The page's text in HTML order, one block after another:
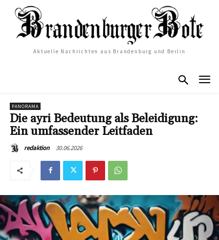
Aktuelle Nachrichten aus Brandenburg und Berlin
PANORAMA
Die ayri Bedeutung als Beleidigung:
Ein umfassender Leitfaden
redaktion 30.06.2026